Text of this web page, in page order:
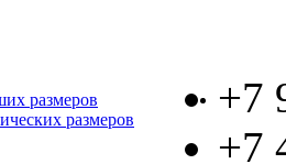
размеров
размеров
+7
+7